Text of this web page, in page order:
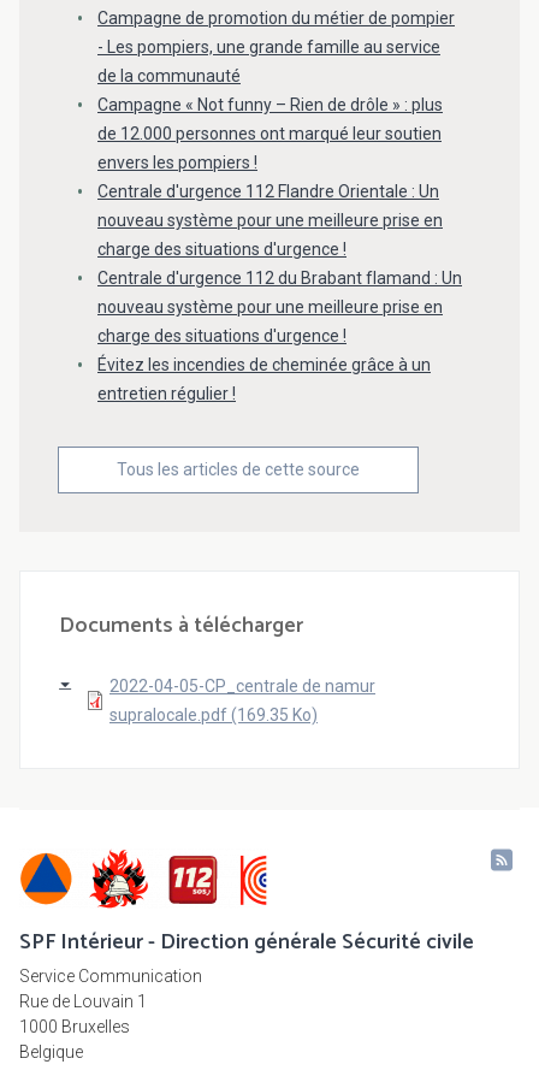
Campagne de promotion du métier de pompier
- Les pompiers, une grande famille au service
de la communauté
Campagne « Not funny – Rien de drôle » : plus
de 12.000 personnes ont marqué leur soutien
envers les pompiers !
Centrale d'urgence 112 Flandre Orientale : Un
nouveau système pour une meilleure prise en
charge des situations d'urgence !
Centrale d'urgence 112 du Brabant flamand : Un
nouveau système pour une meilleure prise en
charge des situations d'urgence !
Évitez les incendies de cheminée grâce à un
entretien régulier !
Tous les articles de cette source
Documents à télécharger
2022-04-05-CP_centrale de namur
supralocale.pdf (169.35 Ko)
SPF Intérieur - Direction générale Sécurité civile
Service Communication
Rue de Louvain 1
1000 Bruxelles
Belgique